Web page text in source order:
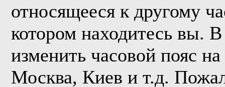
относящееся к другому
котором находитесь вы.
изменить часовой пояс
Москва, Киев и т.д.